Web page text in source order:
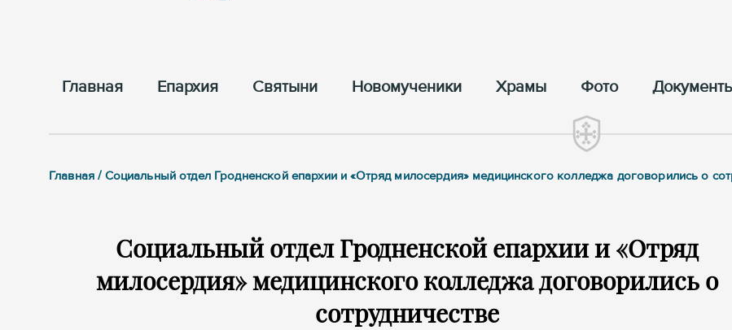
Главная Епархия Cвятыни Новомученики Храмы Фото
Главная / Социальный отдел Гродненской епархии и «Отряд милосердия» медицинского колледжа договорились о
Социальный отдел Гродненской епархии и «Отряд
милосердия» медицинского колледжа договорились о
сотрудничестве